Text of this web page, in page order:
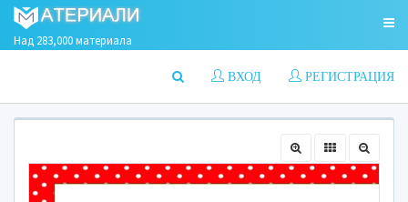
Над 283,000 материала
РЕГИСТРАЦИЯ
ВХОД